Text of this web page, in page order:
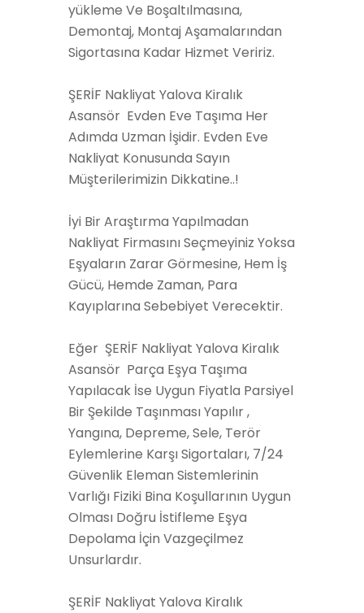
yükleme Ve Boşaltılmasına,
Demontaj, Montaj Aşamalarından
Sigortasına Kadar Hizmet Veririz.
ŞERİF Nakliyat Yalova Kiralık
Asansör Evden Eve Taşıma Her
Adımda Uzman İşidir. Evden Eve
Nakliyat Konusunda Sayın
Müşterilerimizin Dikkatine..!
İyi Bir Araştırma Yapılmadan
Nakliyat Firmasını Seçmeyiniz Yoksa
Eşyaların Zarar Görmesine, Hem İş
Gücü, Hemde Zaman, Para
Kayıplarına Sebebiyet Verecektir.
Eğer ŞERİF Nakliyat Yalova Kiralık
Asansör Parça Eşya Taşıma
Yapılacak İse Uygun Fiyatla Parsiyel
Bir Şekilde Taşınması Yapılır ,
Yangına, Depreme, Sele, Terör
Eylemlerine Karşı Sigortaları, 7/24
Güvenlik Eleman Sistemlerinin
Varlığı Fiziki Bina Koşullarının Uygun
Olması Doğru İstifleme Eşya
Depolama İçin Vazgeçilmez
Unsurlardır.
ŞERİF Nakliyat Yalova Kiralık